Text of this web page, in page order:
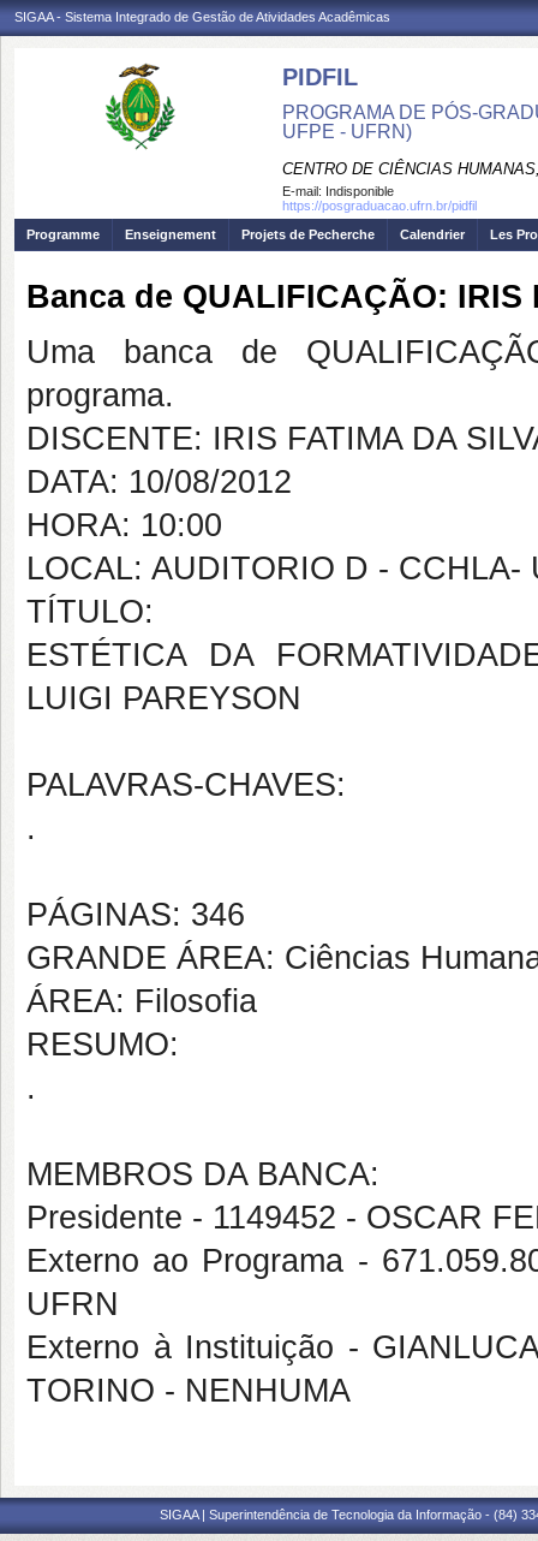
SIGAA - Sistema Integrado de Gestão de Atividades Acadêmicas
PIDFIL
PROGRAMA DE PÓS-
UFPE - UFRN)
CENTRO DE CIÊNCIAS
E-mail: Indisponible
https://posgraduacao.ufrn.br/pidfil
Programme
Enseignement Projets de Pecherche Calendrier Les
Banca de QUALIFICAÇÃO: IRIS
Uma banca de
programa.
DISCENTE: IRIS FATIMA DA
DATA: 10/08/2012
HORA: 10:00
LOCAL: AUDITORIO D - CCHLA-
TÍTULO:
ESTÉTICA DA
LUIGI PAREYSON
PALAVRAS-CHAVES:
.
PÁGINAS: 346
GRANDE ÁREA: Ciências
ÁREA: Filosofia
RESUMO:
.
MEMBROS DA BANCA:
Presidente - 1149452 - OSCAR
Externo ao Programa -
UFRN
Externo à Instituição -
TORINO - NENHUMA
SIGAA | Superintendência de Tecnologia da Informação - (84)